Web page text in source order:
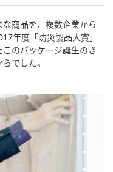
商品を、複数企業から
年度「防災製品大賞」
のパッケージ誕生のき
でした。